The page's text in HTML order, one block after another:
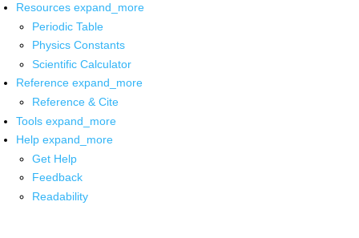
Resources expand_more
Periodic Table
Physics Constants
Scientific Calculator
Reference expand_more
Reference & Cite
Tools expand_more
Help expand_more
Get Help
Feedback
Readability